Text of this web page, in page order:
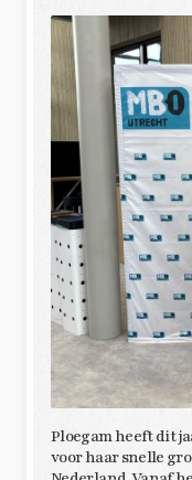
Ploegam heeft dit
voor haar snelle